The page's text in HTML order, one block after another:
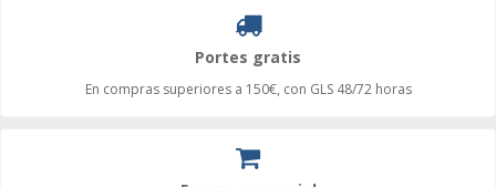
Portes gratis
En compras superiores a 150€, con GLS 48/72 horas